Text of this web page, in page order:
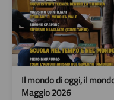
Il mondo di oggi, il
Maggio 2026